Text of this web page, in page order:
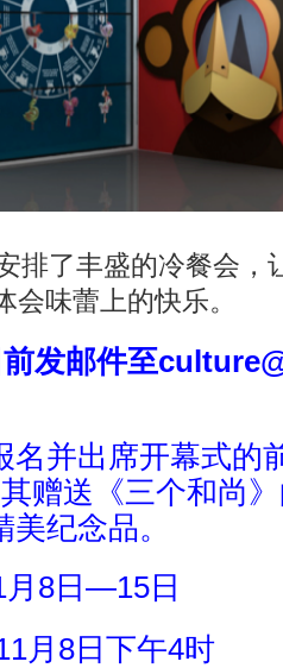
排了丰盛的冷餐会，
会味蕾上的快乐。
前发邮件至
名并出席开幕式的
赠送《三个和尚
纪念品。
月8日—15日
月8日下午4时